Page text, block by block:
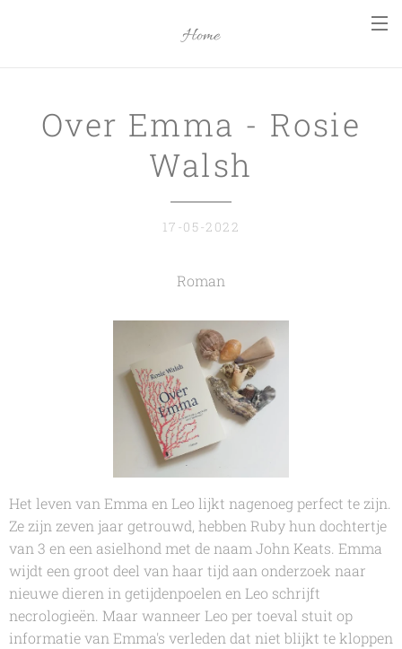
Home
Over Emma - Rosie
Walsh
17-05-2022
Roman
Het leven van Emma en Leo lijkt nagenoeg perfect te zijn.
Ze zijn zeven jaar getrouwd, hebben Ruby hun dochtertje
van 3 en een asielhond met de naam John Keats. Emma
wijdt een groot deel van haar tijd aan onderzoek naar
nieuwe dieren in getijdenpoelen en Leo schrijft
necrologieën. Maar wanneer Leo per toeval stuit op
informatie van Emma's verleden dat niet blijkt te kloppen